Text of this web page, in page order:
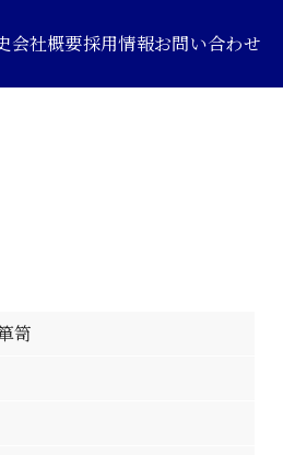
会社概要採用情報お問い合わせ
笥